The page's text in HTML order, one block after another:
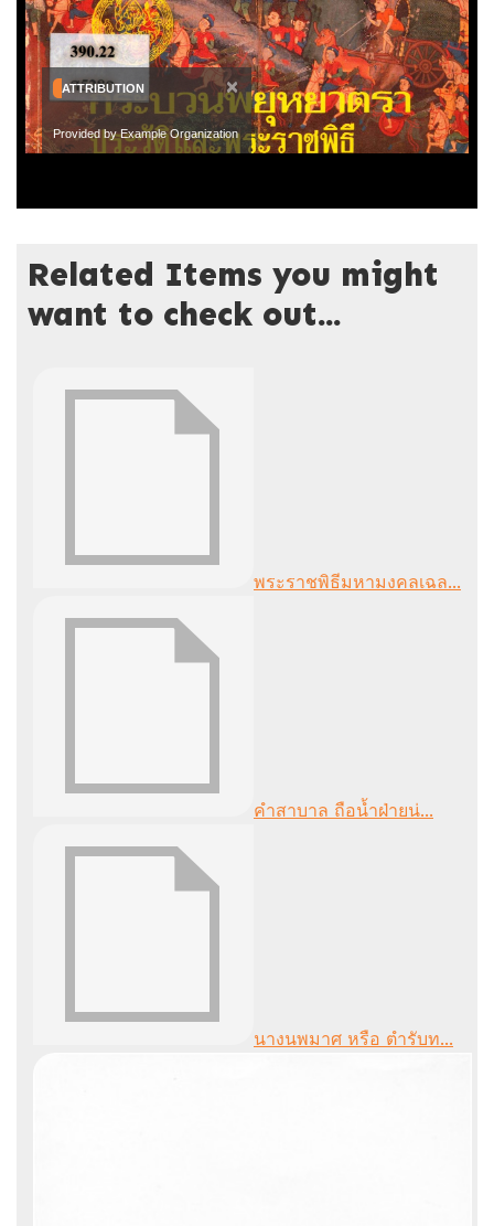
ATTRIBUTION ×
Provided by Example Organization
Related Items you might
want to check out...
พระราชพิธีมหามงคลเฉล...
คำสาบาล ถือน้ำฝ่ายน่...
นางนพมาศ หรือ ตำรับท...